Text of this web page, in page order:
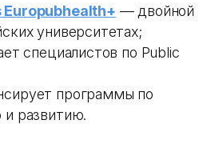
Europubhealth+ — двойной
университетах;
специалистов по Public
программы по
и развитию.